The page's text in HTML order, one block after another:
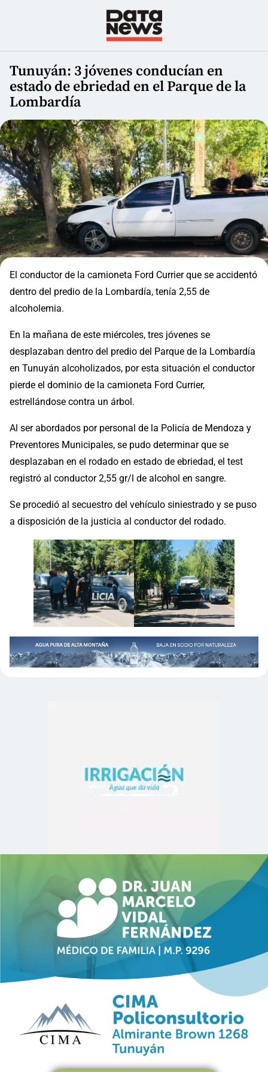
Tunuyán: 3 jóvenes conducían en
estado de ebriedad en el Parque de la
Lombardía
El conductor de la camioneta Ford Currier que se accidentó
dentro del predio de la Lombardía, tenía 2,55 de
alcoholemia.
En la mañana de este miércoles, tres jóvenes se
desplazaban dentro del predio del Parque de la Lombardía
en Tunuyán alcoholizados, por esta situación el conductor
pierde el dominio de la camioneta Ford Currier,
estrellándose contra un árbol.
Al ser abordados por personal de la Policía de Mendoza y
Preventores Municipales, se pudo determinar que se
desplazaban en el rodado en estado de ebriedad, el test
registró al conductor 2,55 gr/l de alcohol en sangre.
Se procedió al secuestro del vehículo siniestrado y se puso
a disposición de la justicia al conductor del rodado.